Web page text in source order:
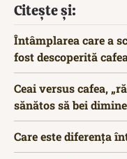
Citește și:
Întâmplarea care a
fost descoperită
Ceai versus cafea,
sănătos să bei
Care este diferența